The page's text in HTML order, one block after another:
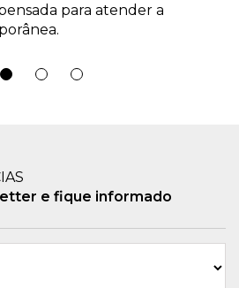
para atender a
e fique informado